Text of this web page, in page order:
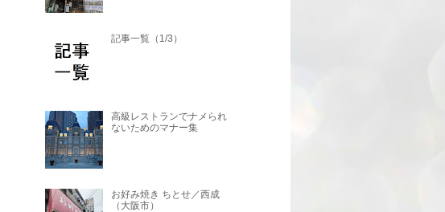
記事一覧（1/3）
高級レストランでナメられ
ないためのマナー集
お好み焼き ちとせ／西成
（大阪市）